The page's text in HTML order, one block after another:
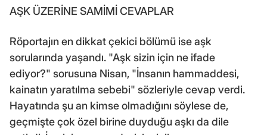
AŞK ÜZERİNE SAMİMİ CEVAPLAR
Röportajın en dikkat çekici bölümü ise aşk
sorularında yaşandı. "Aşk sizin için ne ifade
ediyor?" sorusuna Nisan, "İnsanın hammaddesi,
kainatın yaratılma sebebi" sözleriyle cevap verdi.
Hayatında şu an kimse olmadığını söylese de,
geçmişte çok özel birine duyduğu aşkı da dile